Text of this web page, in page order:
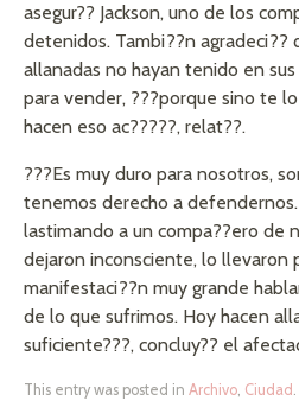
asegur?? Jackson, uno de los
detenidos. Tambi??n agradeci??
allanadas no hayan tenido en
para vender, ???porque sino te
hacen eso ac?????, relat??.
???Es muy duro para nosotros,
tenemos derecho a
lastimando a un compa??ero de
dejaron inconsciente, lo llevaron
manifestaci??n muy grande
de lo que sufrimos. Hoy hacen
suficiente???, concluy?? el
This entry was posted in Archivo, Ciudad .